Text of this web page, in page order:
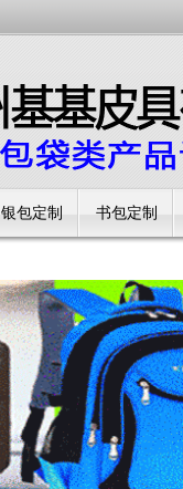
银包定制 书包定制